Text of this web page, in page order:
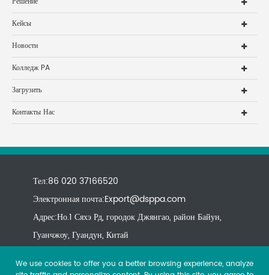
Кейсы
Новости
Колледж PA
Загрузить
Контакты Нас
Тел:86 020 37166520
Электронная почта:Export@dsppa.com
Адрес:Но.1 Сяхэ Рд, городок Джянгао, район Байун,
Гуанчжоу, Гуандун, Китай
We use cookies to offer you a better browsing experience, analyze